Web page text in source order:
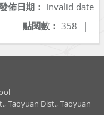
佈日期： Invalid date
點閱數： 358 |
Taoyuan Dist., Taoyuan